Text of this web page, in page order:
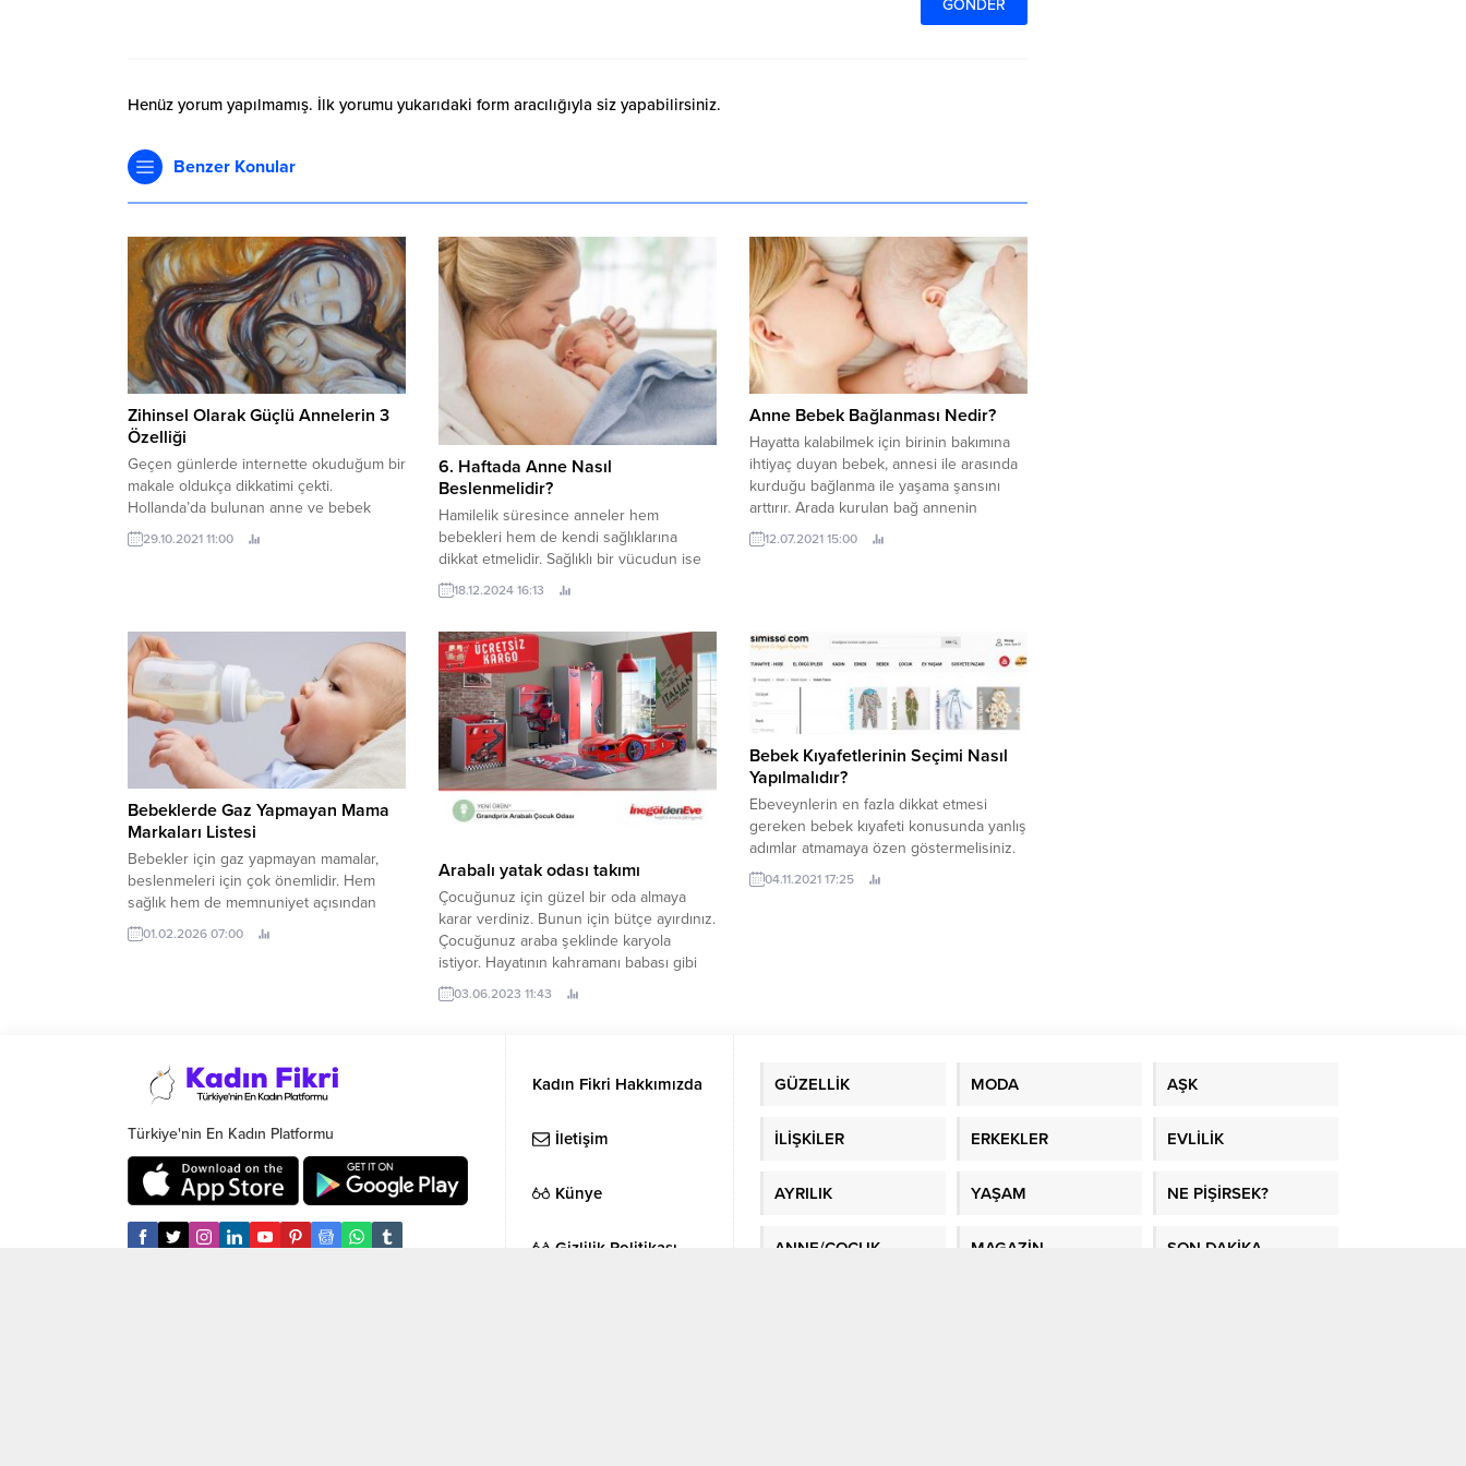
Henüz yorum yapılmamış. İlk yorumu yukarıdaki form aracılığıyla siz yapabilirsiniz.
Benzer Konular
Zihinsel Olarak Güçlü Annelerin 3
Özelliği
Geçen günlerde internette okuduğum bir
makale oldukça dikkatimi çekti.
Hollanda’da bulunan anne ve bebek
ilişkileri üzerine kurulu bir sağlık
merkezinin yapmış olduğunuz araştırma
Sağlıklı Sınırları Korurlar Anne adaylarının
zihinsel olarak güçlü olduğu en önemli
taraflardan biri, duygularının...
29.10.2021 11:00
6. Haftada Anne Nasıl
Beslenmelidir?
Hamilelik süresince anneler hem
bebekleri hem de kendi sağlıklarına
dikkat etmelidir. Sağlıklı bir vücudun ise
temel kuralı dengeli beslenmektir.
Gebelik süreci devam ederken 6. haftada
tüketmelidir ve annenin yaşadığı
değişimler hakkında detaylı bilgileri
gebelikbelirtileri.net ekibi olarak derledik.
6. Haftada Anne Nasıl Beslenmelidir? B12
vitamini açısından zengin...
18.12.2024 16:13
Anne Bebek Bağlanması Nedir?
Hayatta kalabilmek için birinin bakımına
ihtiyaç duyan bebek, annesi ile arasında
kurduğu bağlanma ile yaşama şansını
arttırır. Arada kurulan bağ annenin
bebeğim tedirgin ve huzursuz mu,
korkuyor mu gibi duygularını anlamasını
12.07.2021 15:00
Bebeklerde Gaz Yapmayan Mama
Markaları Listesi
Bebekler için gaz yapmayan mamalar,
beslenmeleri için çok önemlidir. Hem
sağlık hem de memnuniyet açısından
kaygısız bir gün geçirmelerini sağlar.
Bebeklerde, mamalar gaza neden olabilir.
01.02.2026 07:00
Arabalı yatak odası takımı
Çocuğunuz için güzel bir oda almaya
karar verdiniz. Bunun için bütçe ayırdınız.
Çocuğunuz araba şeklinde karyola
istiyor. Hayatının kahramanı babası gibi
araba sahibi olmak. Peki buna uygun
hangi oda takımı mevcut? Hemen
Çocuğunuzun karyolası mutlaka ışıklı ,
sesli ve kumandalı olmalı. Onun hem
karanlık korkusunu yenmesi için...
03.06.2023 11:43
Bebek Kıyafetlerinin Seçimi Nasıl
Yapılmalıdır?
Ebeveynlerin en fazla dikkat etmesi
gereken bebek kıyafeti konusunda yanlış
adımlar atmamaya özen göstermelisiniz.
Bebeklerin cildi, dış ortama uyumları söz
konusu olduğunda bir hayli hassastır. Bu
04.11.2021 17:25
Türkiye'nin En Kadın Platformu
Kadın Fikri Hakkımızda
İletişim
Künye
Gizlilik Politikası
GÜZELLİK MODA AŞK
İLİŞKİLER ERKEKLER EVLİLİK
AYRILIK YAŞAM NE PİŞİRSEK?
ANNE/ÇOCUK MAGAZİN SON DAKİKA